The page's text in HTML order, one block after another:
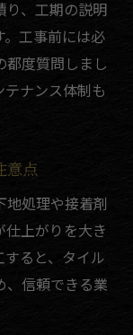
り、工期の説明
工事前には必
度質問しまし
ナンス体制も
意点
地処理や接着剤
上がりを大き
ると、タイル
、信頼できる業